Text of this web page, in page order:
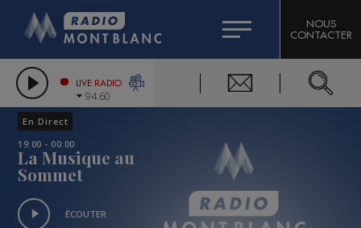
LES CHRONIQUES DE L'EXPERT
CITIZEN MACHINERY
GRAND MASSIF DOMAINES SKIABLES
COMPAGNIE DU MONT-BLANC
NOUS
CONTACTER
LIVE RADIO
94.60
En Direct
19:00 - 00:00
La Musique au
Sommet
ÉCOUTER